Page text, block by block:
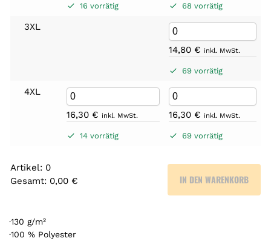
16 vorrätig 68 vorrätig
3XL
14,80 € inkl. MwSt.
69 vorrätig
4XL
16,30 € inkl. MwSt.
14 vorrätig
16,30 € inkl. MwSt.
69 vorrätig
Artikel: 0
Gesamt: 0,00 €
r
t
IN DEN WARENKORB
·130 g/m²
·100 % Polyester